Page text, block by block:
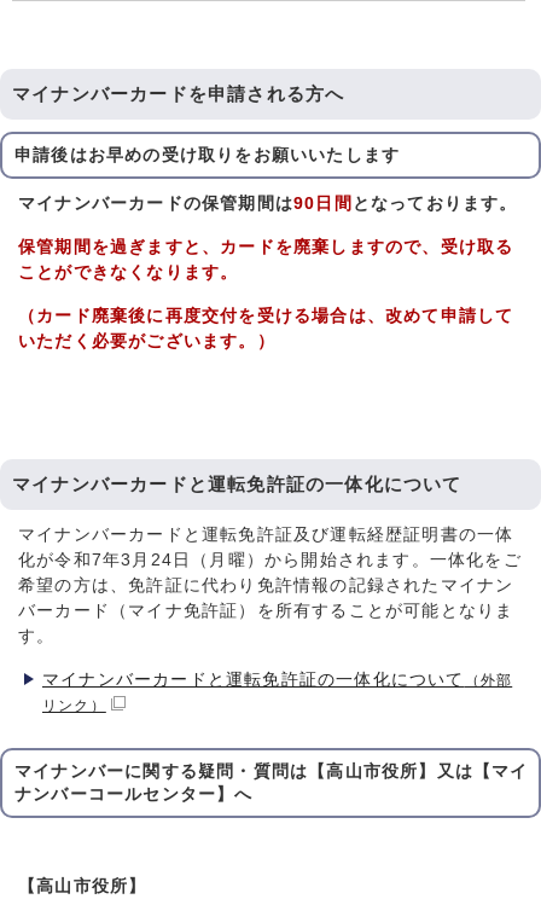
マイナンバーカードを申請される方へ
申請後はお早めの受け取りをお願いいたします
マイナンバーカードの保管期間は90日間 となっております。
保管期間を過ぎますと、カードを廃棄しますので、受け取る
ことができなくなります。
（カード廃棄後に再度交付を受ける場合は、改めて申請して
いただく必要がございます。）
マイナンバーカードと運転免許証の一体化について
マイナンバーカードと運転免許証及び運転経歴証明書の一体
化が令和7年3月24日（月曜）から開始されます。一体化をご
希望の方は、免許証に代わり免許情報の記録されたマイナン
バーカード（マイナ免許証）を所有することが可能となりま
す。
マイナンバーカードと運転免許証の一体化について
（外部
リンク）
マイナンバーに関する疑問・質問は【高山市役所】又は【マイ
ナンバーコールセンター】へ
【高山市役所】